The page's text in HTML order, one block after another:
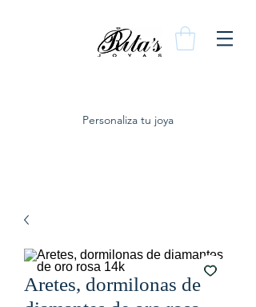
Personaliza tu joya
Aretes, dormilonas de